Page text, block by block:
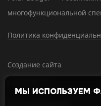
многофункциональной
Политика
Создание сайта
МЫ ИСПОЛЬЗУЕМ